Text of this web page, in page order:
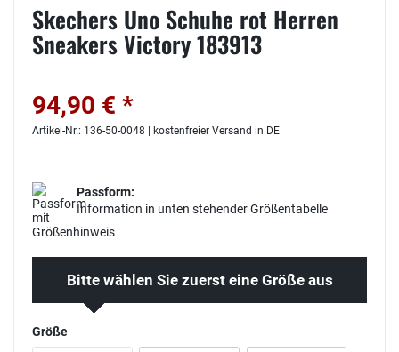
Skechers Uno Schuhe rot Herren
Sneakers Victory 183913
94,90 € *
Artikel-Nr.: 136-50-0048 | kostenfreier Versand in DE
Passform:
Information in unten stehender Größentabelle
Bitte wählen Sie zuerst eine Größe aus
Größe